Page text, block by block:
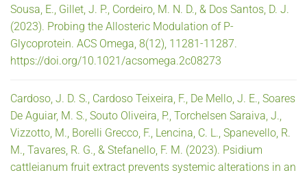
Sousa, E., Gillet, J. P., Cordeiro, M. N. D., & Dos Santos, D. J.
(2023). Probing the Allosteric Modulation of P-
Glycoprotein. ACS Omega, 8(12), 11281-11287.
https://doi.org/10.1021/acsomega.2c08273
Cardoso, J. D. S., Cardoso Teixeira, F., De Mello, J. E., Soares
De Aguiar, M. S., Souto Oliveira, P., Torchelsen Saraiva, J.,
Vizzotto, M., Borelli Grecco, F., Lencina, C. L., Spanevello, R.
M., Tavares, R. G., & Stefanello, F. M. (2023). Psidium
cattleianum fruit extract prevents systemic alterations in an